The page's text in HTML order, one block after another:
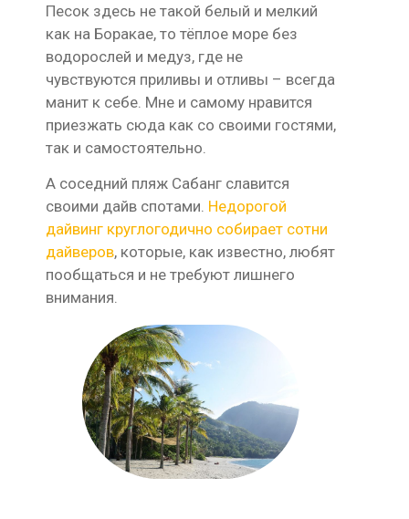
Песок здесь не такой белый и мелкий
как на Боракае, то тёплое море без
водорослей и медуз, где не
чувствуются приливы и отливы – всегда
манит к себе. Мне и самому нравится
приезжать сюда как со своими гостями,
так и самостоятельно.
А соседний пляж Сабанг славится
своими дайв спотами. Недорогой
дайвинг круглогодично собирает сотни
дайверов, которые, как известно, любят
пообщаться и не требуют лишнего
внимания.